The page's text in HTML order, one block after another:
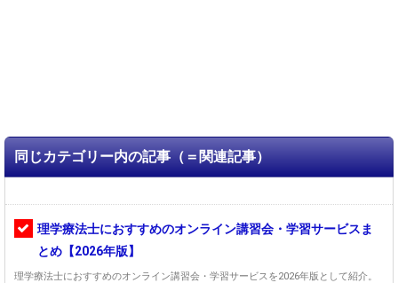
同じカテゴリー内の記事（＝関連記事）
理学療法士におすすめのオンライン講習会・学習サービスま
とめ【2026年版】
理学療法士におすすめのオンライン講習会・学習サービスを2026年版として紹介。